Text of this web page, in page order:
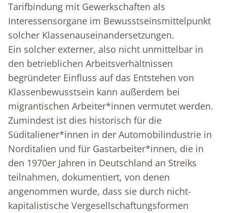
Tarifbindung mit Gewerkschaften als
Interessensorgane im Bewusstseinsmittelpunkt
solcher Klassenauseinandersetzungen.
Ein solcher externer, also nicht unmittelbar in
den betrieblichen Arbeitsverhältnissen
begründeter Einfluss auf das Entstehen von
Klassenbewusstsein kann außerdem bei
migrantischen Arbeiter*innen vermutet werden.
Zumindest ist dies historisch für die
Süditaliener*innen in der Automobilindustrie in
Norditalien und für Gastarbeiter*innen, die in
den 1970er Jahren in Deutschland an Streiks
teilnahmen, dokumentiert, von denen
angenommen wurde, dass sie durch nicht-
kapitalistische Vergesellschaftungsformen